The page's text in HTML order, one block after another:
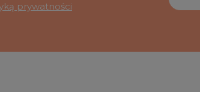
prywatności